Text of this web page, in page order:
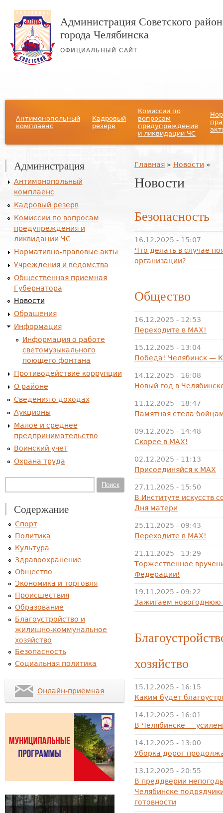
Администрация Советского
города Челябинска
ОФИЦИАЛЬНЫЙ САЙТ
Антимонопольный
комплаенс
Кадровый
резерв
Комиссии по
вопросам
предупреждения
и ликвидации ЧС
Вы здесь
Главная » Новости »
Новости
Безопасность
16.12.2025 - 15:07
Что делать в случае
организации?
Общество
16.12.2025 - 12:53
Переходите в МАХ!
15.12.2025 - 13:04
Победа! Челябинск —
14.12.2025 - 16:08
Новый год в
11.12.2025 - 18:47
Памятная стела
09.12.2025 - 14:48
Скорее в МАХ!
02.12.2025 - 11:13
Присоединяйся к МАХ
27.11.2025 - 15:50
В Институте искусств
Дня матери
25.11.2025 - 09:43
Переходите в МАХ!
21.11.2025 - 13:29
Торжественное
Федерации!
19.11.2025 - 09:22
Зажигаем новогоднюю
хозяйство
15.12.2025 - 16:15
Каким будет
14.12.2025 - 16:01
В Челябинске —
14.12.2025 - 13:00
Уборка дорог
13.12.2025 - 20:55
В преддверии
Челябинске
готовности
Администрация
Антимонопольный
комплаенс
Кадровый резерв
Комиссии по вопросам
предупреждения и
ликвидации ЧС
Нормативно-правовые акты
Учреждения и ведомства
Общественная приемная
Губернатора
Новости
Обращения
Информация
Информация о работе
светомузыкального
поющего фонтана
Противодействие коррупции
О районе
Сведения о доходах
Аукционы
Малое и среднее
предпринимательство
Воинский учет
Охрана труда
Поиск
Содержание
Спорт
Политика
Культура
Здравоохранение
Общество
Экономика и торговля
Происшествия
Образование
Благоустройство и
жилищно-коммунальное
хозяйство
Безопасность
Социальная политика
Онлайн-приёмная